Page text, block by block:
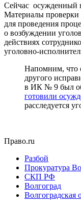
Сейчас осужденный
Материалы
для проведения
о возбуждении
действиях
уголовно-
Напомним, что
другого
в ИК № 9 был
готовили
расследуется
Право.ru
Разбой
Прокуратура
СКП РФ
Волгоград
Волгоградская